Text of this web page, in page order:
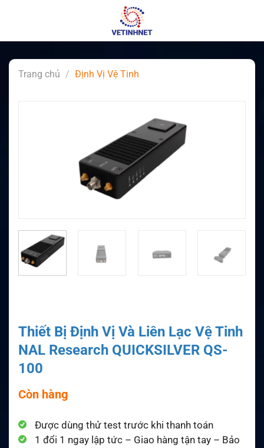
Trang chủ / Định Vị Vệ Tinh
Thiết Bị Định Vị Và Liên Lạc Vệ Tinh
NAL Research QUICKSILVER QS-
100
Còn hàng
Được dùng thử test trước khi thanh toán
1 đổi 1 ngay lập tức – Giao hàng tận tay – Bảo